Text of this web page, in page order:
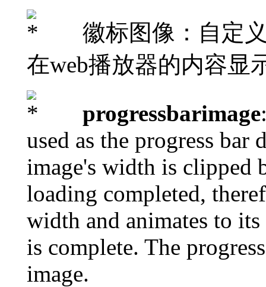
徽标图像：自定义
在web播放器的内容显
progressbarimage
used as the progress
image's width is clipped
loading completed,
width and animates to
is complete. The
image.